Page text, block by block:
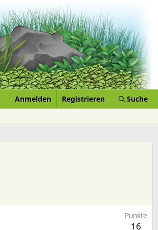
Anmelden Registrieren Suche
Punkte
16